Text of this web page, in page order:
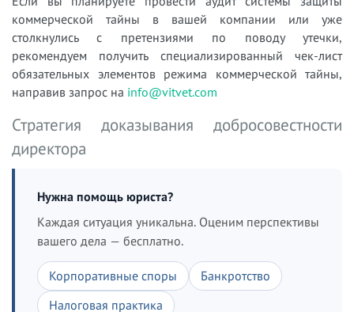
коммерческой тайны в вашей компании или уже
столкнулись с претензиями по поводу утечки,
рекомендуем получить специализированный чек-лист
обязательных элементов режима коммерческой тайны,
направив запрос на info@vitvet.com
Стратегия доказывания добросовестности
директора
Нужна помощь юриста?
Каждая ситуация уникальна. Оценим перспективы
вашего дела — бесплатно.
Корпоративные споры
Банкротство
Налоговая практика